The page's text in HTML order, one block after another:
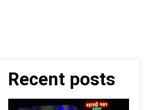
Recent posts